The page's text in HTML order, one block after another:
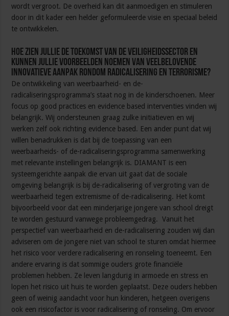
wordt vergroot. De overheid kan dit aanmoedigen en stimuleren
door in dit kader een helder geformuleerde visie en speciaal beleid
te ontwikkelen.
Hoe zien jullie de toekomst van de veiligheidssector en
kunnen jullie voorbeelden noemen van veelbelovende
innovatieve aanpak rondom radicalisering en terrorisme?
De ontwikkeling van weerbaarheid- en de-
radicaliseringsprogramma’s staat nog in de kinderschoenen. Meer
focus op good practices en evidence based interventies vinden wij
belangrijk. Wij ondersteunen graag zulke initiatieven en wij
werken zelf ook richting evidence based. Een ander punt dat wij
willen benadrukken is dat bij de toepassing van een
weerbaarheids- of de-radicaliseringsprogramma samenwerking
met relevante instellingen belangrijk is. DIAMANT is een
systeemgerichte aanpak die ervan uit gaat dat de sociale
omgeving belangrijk is bij de-radicalisering of vergroting van de
weerbaarheid tegen extremisme of de-radicalisering. Het komt
bijvoorbeeld voor dat een minderjarige jongere van school dreigt
te worden gestuurd vanwege probleemgedrag. Vanuit het
perspectief van weerbaarheid en de-radicalisering zouden wij dan
adviseren om de jongere niet van school te sturen omdat hiermee
het risico voor verdere radicalisering en ronseling toeneemt. Een
andere ervaring is dat sommige ouders grote financiële
problemen hebben. Ze leven langdurig in armoede en stress en
lopen het risico uit huis te worden geplaatst. Deze ouders hebben
geen of weinig aandacht voor hun kinderen, hetgeen overigens
ook een risicofactor is voor radicalisering of ronseling. Om ervoor